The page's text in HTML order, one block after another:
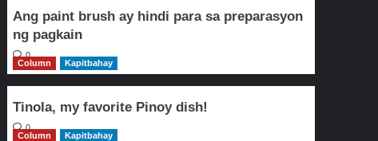
Ang paint brush ay hindi para sa preparasyon
ng pagkain
0
Column
Kapitbahay
Tinola, my favorite Pinoy dish!
0
Column
Kapitbahay